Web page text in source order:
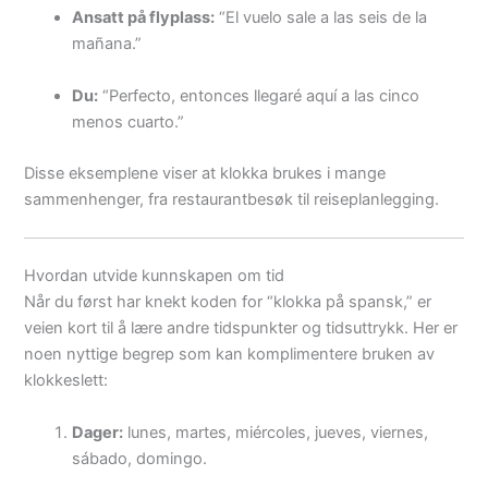
Ansatt på flyplass: “El vuelo sale a las seis de la
mañana.”
Du: “Perfecto, entonces llegaré aquí a las cinco
menos cuarto.”
Disse eksemplene viser at klokka brukes i mange
sammenhenger, fra restaurantbesøk til reiseplanlegging.
Hvordan utvide kunnskapen om tid
Når du først har knekt koden for “klokka på spansk,” er
veien kort til å lære andre tidspunkter og tidsuttrykk. Her er
noen nyttige begrep som kan komplimentere bruken av
klokkeslett:
Dager: lunes, martes, miércoles, jueves, viernes,
sábado, domingo.